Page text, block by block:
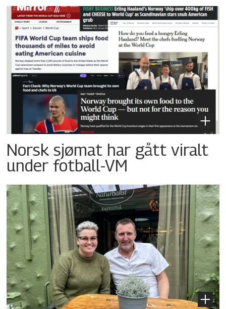
Norsk sjømat har gått viralt
under fotball-VM